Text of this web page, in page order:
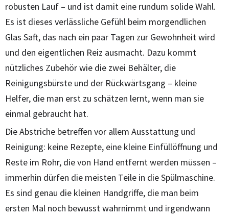
robusten Lauf – und ist damit eine rundum solide Wahl.
Es ist dieses verlässliche Gefühl beim morgendlichen
Glas Saft, das nach ein paar Tagen zur Gewohnheit wird
und den eigentlichen Reiz ausmacht. Dazu kommt
nützliches Zubehör wie die zwei Behälter, die
Reinigungsbürste und der Rückwärtsgang – kleine
Helfer, die man erst zu schätzen lernt, wenn man sie
einmal gebraucht hat.
Die Abstriche betreffen vor allem Ausstattung und
Reinigung: keine Rezepte, eine kleine Einfüllöffnung und
Reste im Rohr, die von Hand entfernt werden müssen –
immerhin dürfen die meisten Teile in die Spülmaschine.
Es sind genau die kleinen Handgriffe, die man beim
ersten Mal noch bewusst wahrnimmt und irgendwann